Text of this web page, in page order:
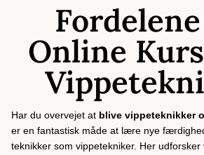
Online
Har du overvejet at blive vippeteknikker
er en fantastisk måde at lære nye
teknikker som vippetekniker. Her